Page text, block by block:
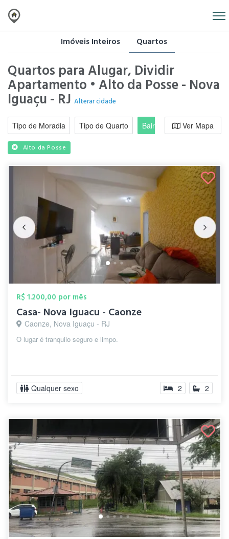
Imóveis Inteiros Quartos
Quartos para Alugar, Dividir
Apartamento • Alto da Posse - Nova
Iguaçu - RJ Alterar cidade
Tipo de Moradia Tipo de Quarto Bairro / RegiãoVer Mapa
Alto da Posse
R$ 1.200,00 por mês
Casa- Nova Iguacu - Caonze
Caonze, Nova Iguaçu - RJ
O lugar é tranquilo seguro e limpo.
Qualquer sexo 2 2